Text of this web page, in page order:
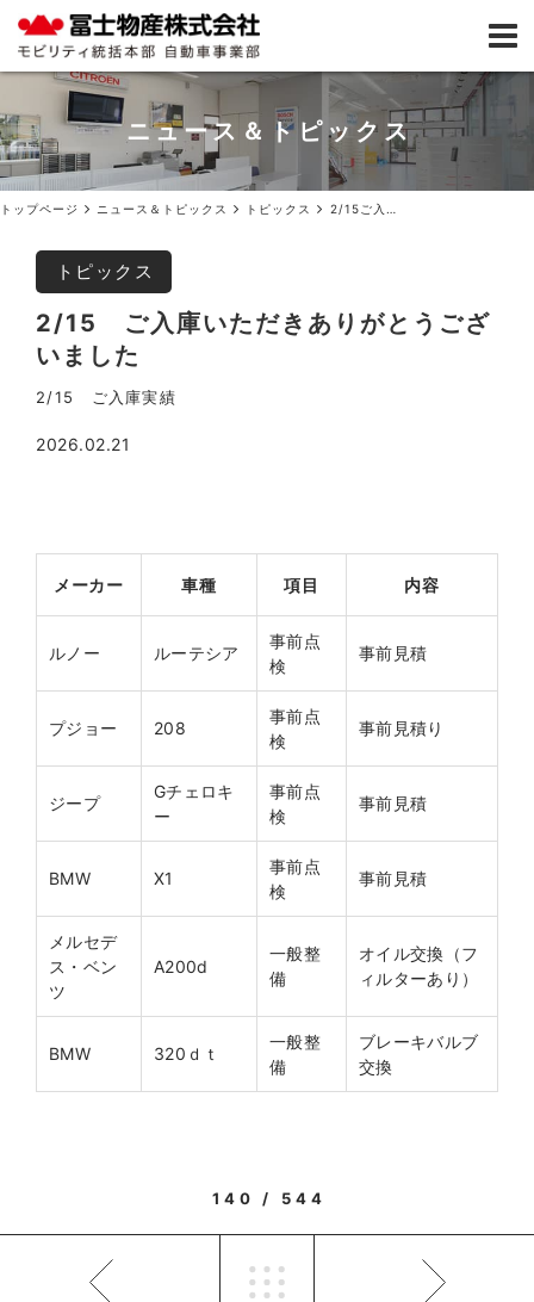
ニュース＆トピックス
トップページ ニュース＆トピックス トピックス
トピックス
2/15 ご入庫いただきありがとうござ
いました
2/15 ご入庫実績
2026.02.21
メーカー 車種 項目 内容
ルノー ルーテシア
事前点
検
事前見積
プジョー 208
事前点
検
事前見積り
ジープ
Gチェロキ
ー
事前点
検
事前見積
BMW X1
事前点
検
事前見積
メルセデ
ス・ベン
ツ
A200d
一般整
備
オイル交換（フ
ィルターあり）
BMW 320ｄｔ
一般整
備
ブレーキバルブ
交換
140 / 544